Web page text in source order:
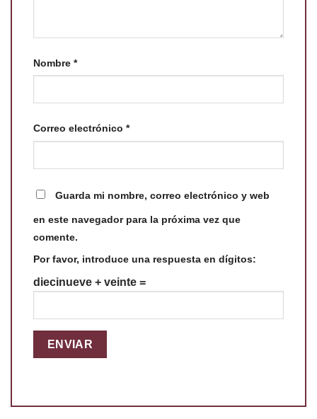
Nombre *
Correo electrónico *
Guarda mi nombre, correo electrónico y web
en este navegador para la próxima vez que
comente.
Por favor, introduce una respuesta en dígitos:
diecinueve + veinte =